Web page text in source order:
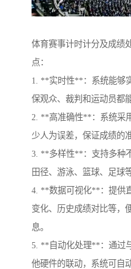
体育赛事计时计分及成绩
点：
1. **实时性**：系统能够
保观众、裁判和运动员都
2. **高准确性**：系统采
少人为误差，保证成绩的
3. **多样性**：支持多种
田径、游泳、篮球、足球
4. **数据可视化**：提供
变化、历史成绩对比等，
息。
5. **自动化处理**：通过
他硬件的联动，系统可自